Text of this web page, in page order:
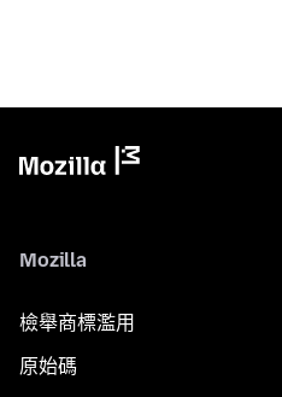
Mozilla
檢舉商標濫用
原始碼